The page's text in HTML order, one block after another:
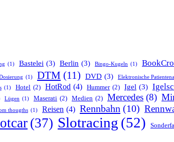
(1) Bastelei (3) Berlin (3) Bingo-Kugeln (1)
(1) DTM (11) DVD (3) Elektronische
(1) Hotel (2) HotRod (4) Hummer (2) Igel (3)
Lügen (1) Maserati (2) Medien (2) Mercedes (8)
thougths (1) Reisen (4) Rennbahn (10)
(37) Slotracing (52)